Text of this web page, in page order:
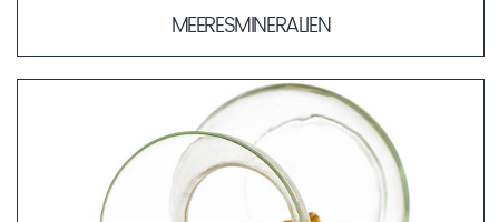
MEERESMINERALIEN
Die Ähnlichkeit in der Zusammensetzung der
Meeresmineralien zum Blutplasma erlaubt eine schnellere
und verträglichere Aufnahme der Wirkstoffe in tiefere
Hautschichten. Durch ihre körperbekannte Kombination
dienen sie als „Transportmittel“ für weitere Wirkstoffe in die
MEHR ERFAHREN